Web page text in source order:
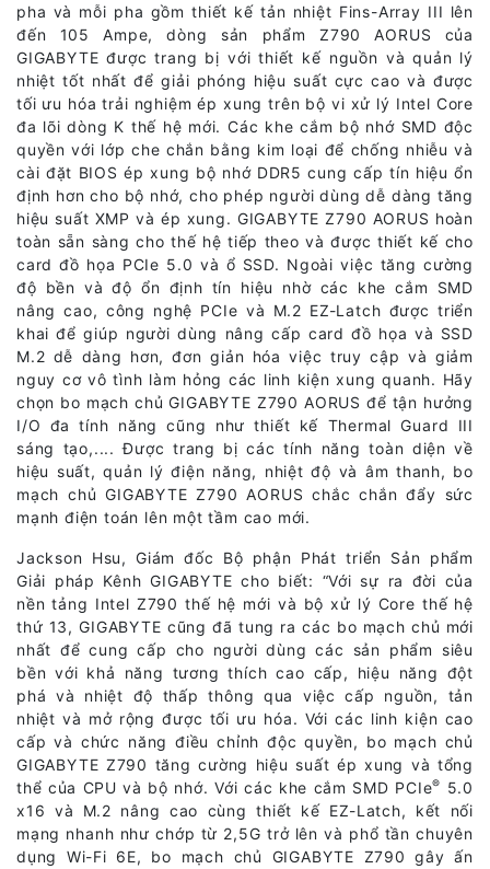
pha và mỗi pha gồm thiết kế tản nhiệt Fins-Array III lên
đến 105 Ampe, dòng sản phẩm Z790 AORUS của
GIGABYTE được trang bị với thiết kế nguồn và quản lý
nhiệt tốt nhất để giải phóng hiệu suất cực cao và được
tối ưu hóa trải nghiệm ép xung trên bộ vi xử lý Intel Core
đa lõi dòng K thế hệ mới. Các khe cắm bộ nhớ SMD độc
quyền với lớp che chắn bằng kim loại để chống nhiễu và
cài đặt BIOS ép xung bộ nhớ DDR5 cung cấp tín hiệu ổn
định hơn cho bộ nhớ, cho phép người dùng dễ dàng tăng
hiệu suất XMP và ép xung. GIGABYTE Z790 AORUS hoàn
toàn sẵn sàng cho thế hệ tiếp theo và được thiết kế cho
card đồ họa PCIe 5.0 và ổ SSD. Ngoài việc tăng cường
độ bền và độ ổn định tín hiệu nhờ các khe cắm SMD
nâng cao, công nghệ PCIe và M.2 EZ-Latch được triển
khai để giúp người dùng nâng cấp card đồ họa và SSD
M.2 dễ dàng hơn, đơn giản hóa việc truy cập và giảm
nguy cơ vô tình làm hỏng các linh kiện xung quanh. Hãy
chọn bo mạch chủ GIGABYTE Z790 AORUS để tận hưởng
I/O đa tính năng cũng như thiết kế Thermal Guard III
sáng tạo,.... Được trang bị các tính năng toàn diện về
hiệu suất, quản lý điện năng, nhiệt độ và âm thanh, bo
mạch chủ GIGABYTE Z790 AORUS chắc chắn đẩy sức
mạnh điện toán lên một tầm cao mới.
Jackson Hsu, Giám đốc Bộ phận Phát triển Sản phẩm
Giải pháp Kênh GIGABYTE cho biết: “Với sự ra đời của
nền tảng Intel Z790 thế hệ mới và bộ xử lý Core thế hệ
thứ 13, GIGABYTE cũng đã tung ra các bo mạch chủ mới
nhất để cung cấp cho người dùng các sản phẩm siêu
bền với khả năng tương thích cao cấp, hiệu năng đột
phá và nhiệt độ thấp thông qua việc cấp nguồn, tản
nhiệt và mở rộng được tối ưu hóa. Với các linh kiện cao
cấp và chức năng điều chỉnh độc quyền, bo mạch chủ
GIGABYTE Z790 tăng cường hiệu suất ép xung và tổng
thể của CPU và bộ nhớ. Với các khe cắm SMD PCIe®
5.0
x16 và M.2 nâng cao cùng thiết kế EZ-Latch, kết nối
mạng nhanh như chớp từ 2,5G trở lên và phổ tần chuyên
dụng Wi-Fi 6E, bo mạch chủ GIGABYTE Z790 gây ấn